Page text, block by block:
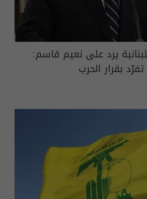
يرد على نعيم قاسم:
بقرار الحرب